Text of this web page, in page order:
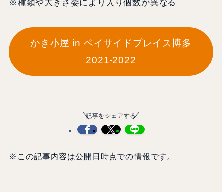
※種類や大きさ委により入り個数が異なる
かき小屋 in ベイサイドプレイス博多
2021-2022
記事をシェアする
※この記事内容は公開日時点での情報です。